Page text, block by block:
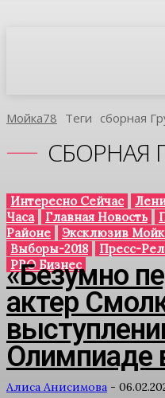
Мойка78 Теги Сборная
СБОРНАЯ
Интересно Сейчас
Часа
Главная Новость
Районе
Эксклюзив
Выборы-2018
Пресс-
PRO Бизнес
«Безумно
актер
Олимпиаде
Алиса Анисимова -